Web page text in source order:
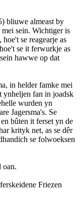
bliuwe almeast by
sein. Wichtiger is
se reagearje as
se it ferwurkje as
hawwe op dat
in helder famke mei
ynheljen fan in joadsk
wurden yn
Jagersma's. Se
bûten it ferset yn de
krityk net, as se dêr
se folwoeksen
oan.
Friezen